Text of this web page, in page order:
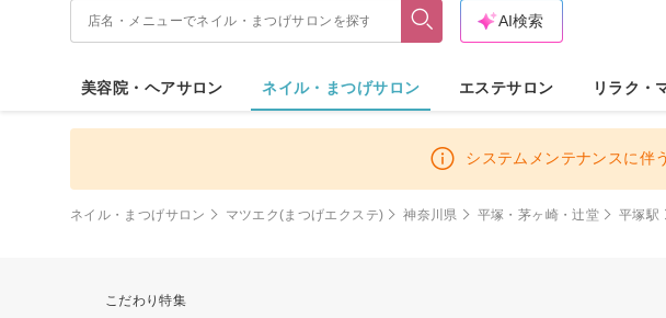
AI検索
美容院・ヘアサロン ネイル・まつげサロン エステサロン リラク・
システムメンテナンスに伴
ネイル・まつげサロン マツエク(まつげエクステ) 神奈川県 平塚・茅ヶ崎・辻堂 平塚駅
こだわり特集